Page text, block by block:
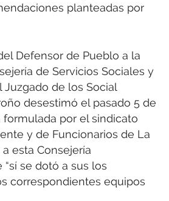
planteadas por
Defensor de Pueblo a la
de Servicios Sociales y
Juzgado de los Social
desestimó el pasado 5 de
formulada por el sindicato
y de Funcionarios de La
a esta Consejería
se dotó a sus los
correspondientes equipos